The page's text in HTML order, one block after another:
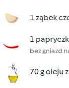
1 ząbek
1
bez gniazd
70 g oleju